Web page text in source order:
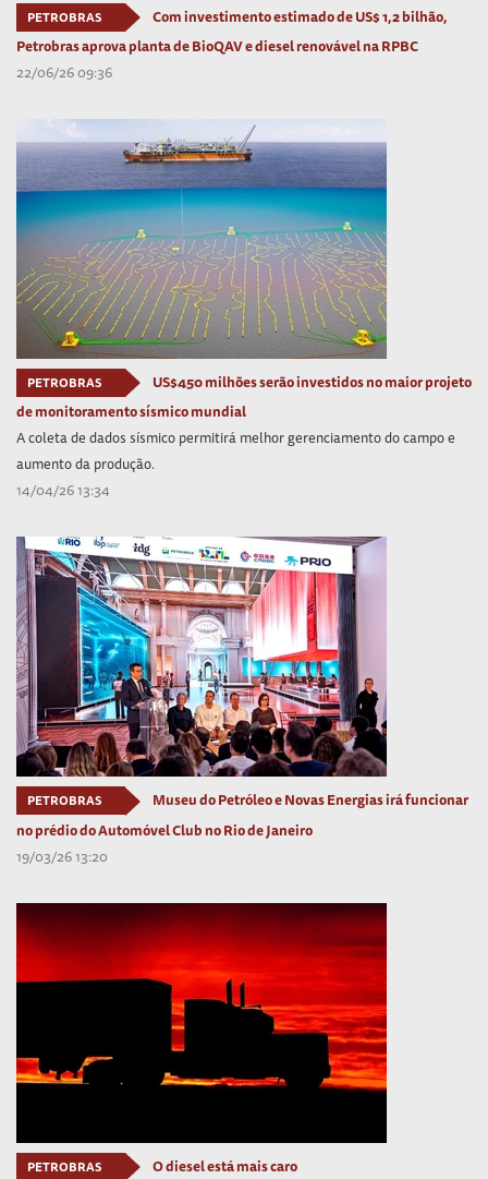
PETROBRAS
Com investimento estimado de US$ 1,2 bilhão,
Petrobras aprova planta de BioQAV e diesel renovável na RPBC
22/06/26 09:36
PETROBRAS
US$450 milhões serão investidos no maior projeto
de monitoramento sísmico mundial
A coleta de dados sísmico permitirá melhor gerenciamento do campo e
aumento da produção.
14/04/26 13:34
PETROBRAS
Museu do Petróleo e Novas Energias irá funcionar
no prédio do Automóvel Club no Rio de Janeiro
19/03/26 13:20
PETROBRAS
O diesel está mais caro